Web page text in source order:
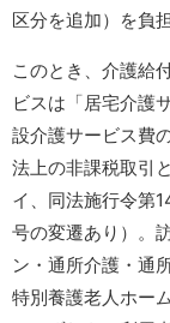
区分を追加）を負担
このとき、介護給
ビスは「居宅介護
設介護サービス費
法上の非課税取引
イ、同法施行令第
号の変遷あり）。
ン・通所介護・通
特別養護老人ホー